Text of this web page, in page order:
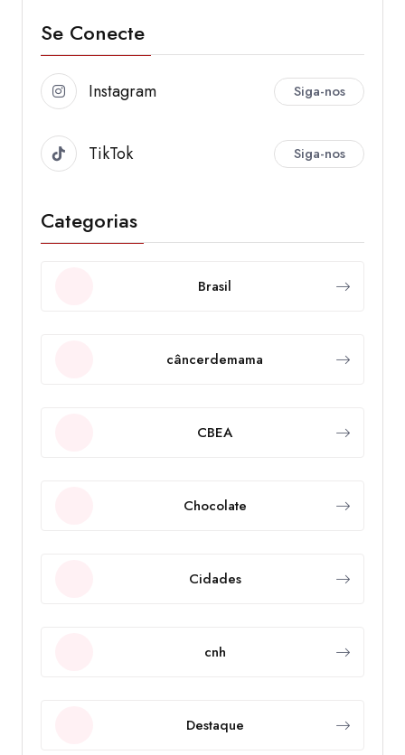
Se Conecte
Instagram Siga-nos
TikTok Siga-nos
Categorias
Brasil
câncerdemama
CBEA
Chocolate
Cidades
cnh
Destaque